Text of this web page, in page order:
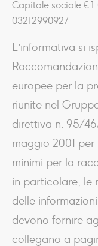
Capitale sociale €
03212990927
L’informativa si
europee per la
riunite nel
direttiva n. 95/
maggio 2001
minimi per la
in particolare, le
delle
devono fornire
collegano a